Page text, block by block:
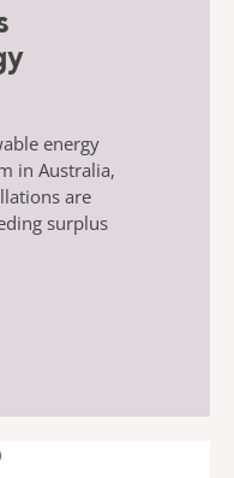
energy
in Australia,
are
surplus